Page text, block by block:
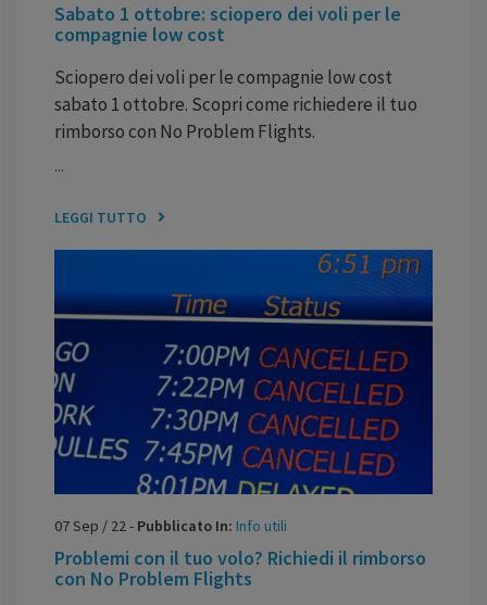
Sabato 1 ottobre: sciopero dei voli per le
compagnie low cost
Sciopero dei voli per le compagnie low cost
sabato 1 ottobre. Scopri come richiedere il tuo
rimborso con No Problem Flights.
...
LEGGI TUTTO
07Sep / 22- Pubblicato In: Info utili
Problemi con il tuo volo? Richiedi il rimborso
con No Problem Flights